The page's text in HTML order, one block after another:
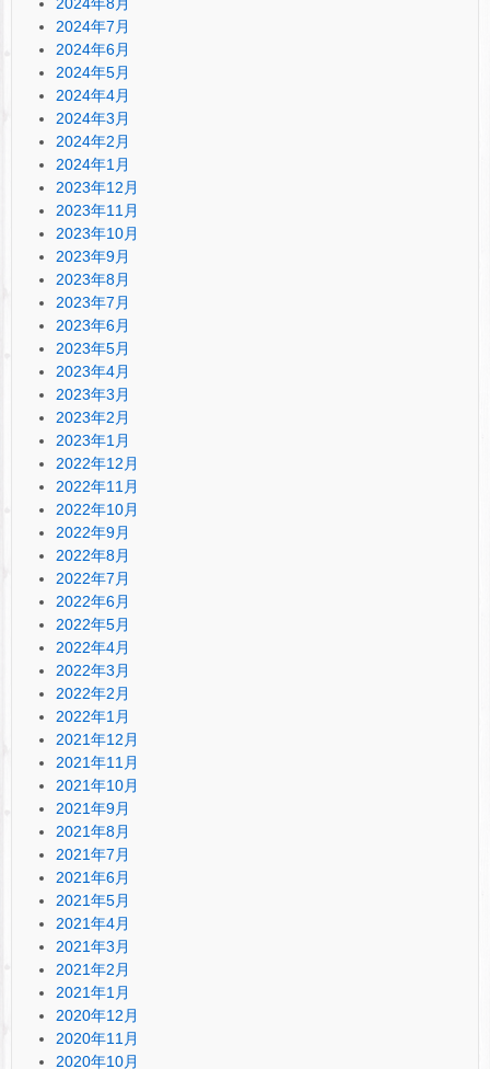
2024年7月
2024年6月
2024年5月
2024年4月
2024年3月
2024年2月
2024年1月
2023年12月
2023年11月
2023年10月
2023年9月
2023年8月
2023年7月
2023年6月
2023年5月
2023年4月
2023年3月
2023年2月
2023年1月
2022年12月
2022年11月
2022年10月
2022年9月
2022年8月
2022年7月
2022年6月
2022年5月
2022年4月
2022年3月
2022年2月
2022年1月
2021年12月
2021年11月
2021年10月
2021年9月
2021年8月
2021年7月
2021年6月
2021年5月
2021年4月
2021年3月
2021年2月
2021年1月
2020年12月
2020年11月
2020年10月